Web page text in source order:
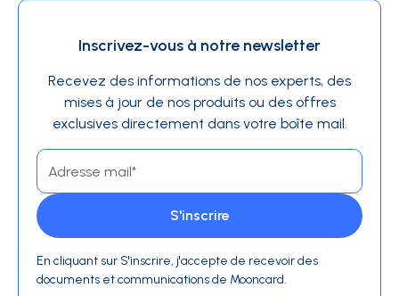
Inscrivez-vous à notre newsletter
Recevez des informations de nos experts, des
mises à jour de nos produits ou des offres
exclusives directement dans votre boîte mail.
En cliquant sur S'inscrire, j'accepte de recevoir des
documents et communications de Mooncard.